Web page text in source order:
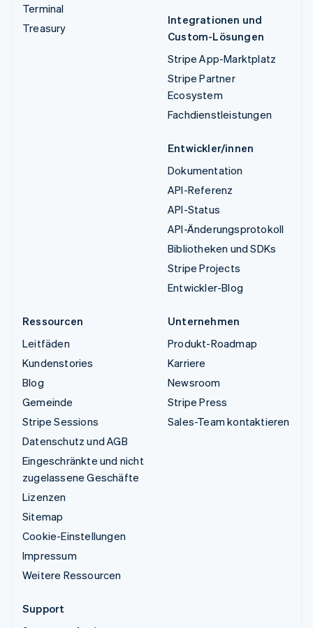
Terminal
Treasury
Integrationen und
Custom-Lösungen
Stripe App-Marktplatz
Stripe Partner
Ecosystem
Fachdienstleistungen
Entwickler/innen
Dokumentation
API-Referenz
API-Status
API-Änderungsprotokoll
Bibliotheken und SDKs
Stripe Projects
Entwickler-Blog
Ressourcen
Leitfäden
Kundenstories
Blog
Gemeinde
Stripe Sessions
Datenschutz und AGB
Eingeschränkte und nicht
zugelassene Geschäfte
Lizenzen
Sitemap
Cookie-Einstellungen
Impressum
Weitere Ressourcen
Unternehmen
Produkt-Roadmap
Karriere
Newsroom
Stripe Press
Sales-Team kontaktieren
Support